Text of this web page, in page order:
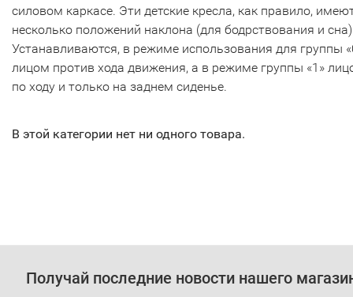
силовом каркасе. Эти детские кресла, как правило,
несколько положений наклона (для бодрствования и
Устанавливаются, в режиме использования для группы
лицом против хода движения, а в режиме группы «1»
по ходу и только на заднем сиденье.
В этой категории нет ни одного товара.
Получай последние новости нашего